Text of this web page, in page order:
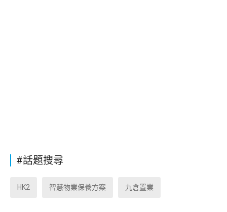
#話題搜尋
HK2 智慧物業保養方案 九倉置業